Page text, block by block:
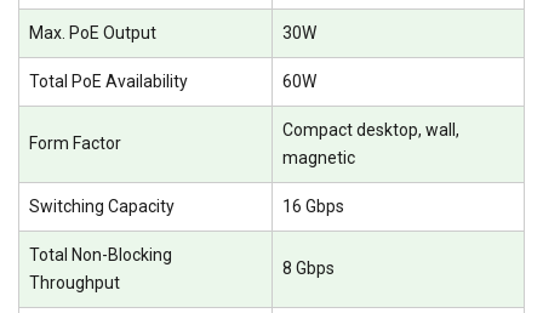
Max. PoE Output 30W
Total PoE Availability 60W
Form Factor
Compact desktop, wall,
magnetic
Switching Capacity 16 Gbps
Total Non-Blocking
Throughput
8 Gbps